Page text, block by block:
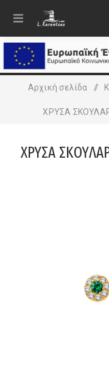
Αρχική σελίδα /
ΧΡΥΣA
ΧΡΥΣA